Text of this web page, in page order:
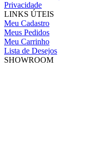
Privacidade
LINKS ÚTEIS
Meu Cadastro
Meus Pedidos
Meu Carrinho
Lista de Desejos
SHOWROOM